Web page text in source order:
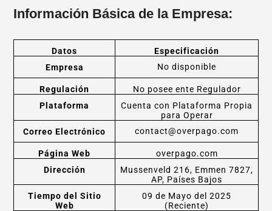
Información Básica de la Empresa:
Datos
Especificación
Empresa
No disponible
Regulación
No posee ente Regulador
Plataforma
Cuenta con Plataforma Propia
para Operar
Correo Electrónico
contact@overpago.com
Página Web
overpago.com
Dirección
Mussenveld 216, Emmen 7827,
AP, Países Bajos
Tiempo del Sitio
Web
09 de Mayo del 2025
(Reciente)